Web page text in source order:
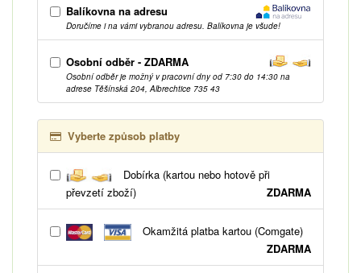
Balíkovna na adresu
Doručíme i na vámi vybranou adresu. Balíkovna je všude!
Osobní odběr - ZDARMA
Osobní odběr je možný v pracovní dny od 7:30 do 14:30 na
adrese Těšínská 204, Albrechtice 735 43
Vyberte způsob platby
Dobírka (kartou nebo hotově při
převzetí zboží)
ZDARMA
Okamžitá platba kartou (Comgate)
ZDARMA